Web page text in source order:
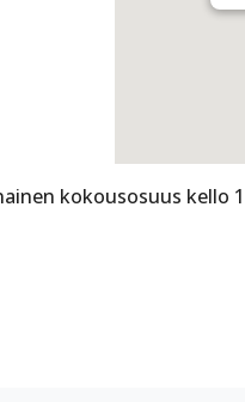
kokousosuus kello